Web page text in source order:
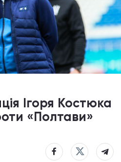
Ігоря Костюка
«Полтави»